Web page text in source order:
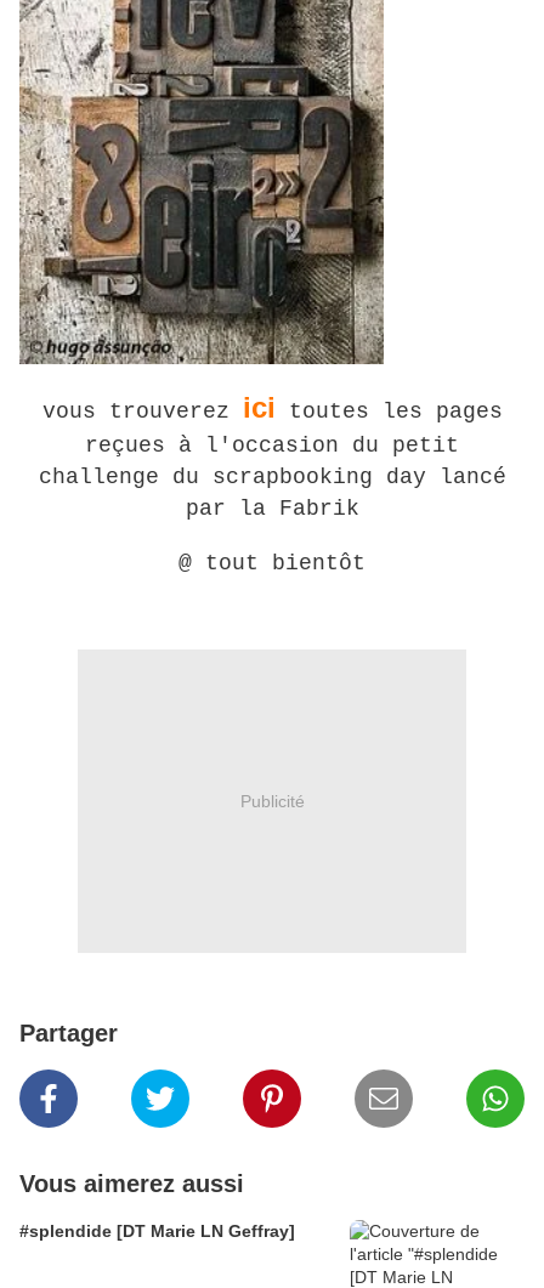
vous trouverez ici toutes les pages
reçues à l'occasion du petit
challenge du scrapbooking day lancé
par la Fabrik
@ tout bientôt
Publicité
Partager
Vous aimerez aussi
#splendide [DT Marie LN Geffray]